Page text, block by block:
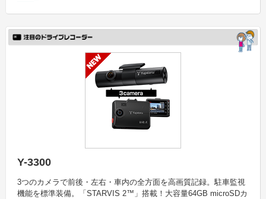
Y-3300
3つのカメラで前後・左右・車内の全方面を高画質記録。駐車監視
機能を標準装備。「STARVIS 2™」搭載！大容量64GB microSDカ